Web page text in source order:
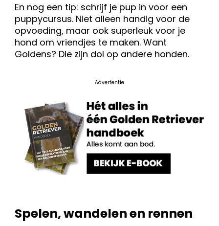
En nog een tip: schrijf je pup in voor een
puppycursus. Niet alleen handig voor de
opvoeding, maar ook superleuk voor je
hond om vriendjes te maken. Want
Goldens? Die zijn dol op andere honden.
Advertentie
Spelen, wandelen en rennen